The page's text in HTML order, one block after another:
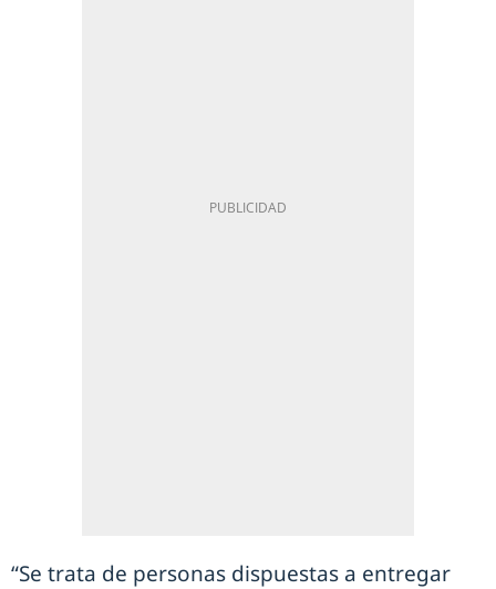
“Se trata de personas dispuestas a entregar